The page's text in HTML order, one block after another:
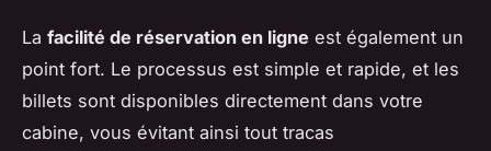
La facilité de réservation en ligne est également un
point fort. Le processus est simple et rapide, et les
billets sont disponibles directement dans votre
cabine, vous évitant ainsi tout tracas